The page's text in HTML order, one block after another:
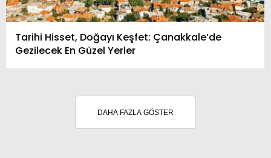
Tarihi Hisset, Doğayı Keşfet: Çanakkale’de
Gezilecek En Güzel Yerler
DAHA FAZLA GÖSTER